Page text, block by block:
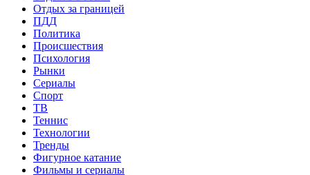
Отдых за границей
ПДД
Политика
Происшествия
Психология
Рынки
Сериалы
Спорт
ТВ
Теннис
Технологии
Тренды
Фигурное катание
Фильмы и сериалы